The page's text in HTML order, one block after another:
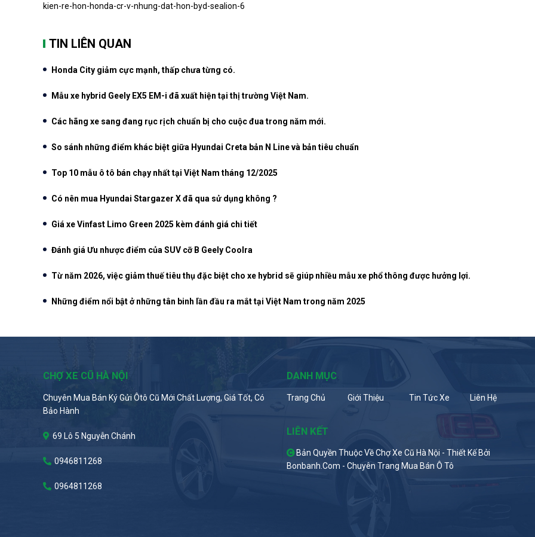
kien-re-hon-honda-cr-v-nhung-dat-hon-byd-sealion-6
TIN LIÊN QUAN
Honda City giảm cực mạnh, thấp chưa từng có.
Mẫu xe hybrid Geely EX5 EM-i đã xuất hiện tại thị trường Việt Nam.
Các hãng xe sang đang rục rịch chuẩn bị cho cuộc đua trong năm mới.
So sánh những điểm khác biệt giữa Hyundai Creta bản N Line và bản tiêu chuẩn
Top 10 mẫu ô tô bán chạy nhất tại Việt Nam tháng 12/2025
Có nên mua Hyundai Stargazer X đã qua sử dụng không ?
Giá xe Vinfast Limo Green 2025 kèm đánh giá chi tiết
Đánh giá Ưu nhược điểm của SUV cỡ B Geely Coolra
Từ năm 2026, việc giảm thuế tiêu thụ đặc biệt cho xe hybrid sẽ giúp nhiều mẫu xe phổ thông được hưởng lợi.
Những điểm nổi bật ở những tân binh lần đầu ra mắt tại Việt Nam trong năm 2025
CHỢ XE CŨ HÀ NỘI
Chuyên Mua Bán Ký Gửi Ôtô Cũ Mới Chất Lượng, Giá Tốt, Có
Bảo Hành
69 Lô 5 Nguyễn Chánh
0946811268
0964811268
DANH MỤC
Trang Chủ Giới Thiệu Tin Tức Xe Liên Hệ
LIÊN KẾT
Bản Quyền Thuộc Về Chợ Xe Cũ Hà Nội - Thiết Kế Bởi
Bonbanh.com - Chuyên Trang Mua Bán Ô Tô